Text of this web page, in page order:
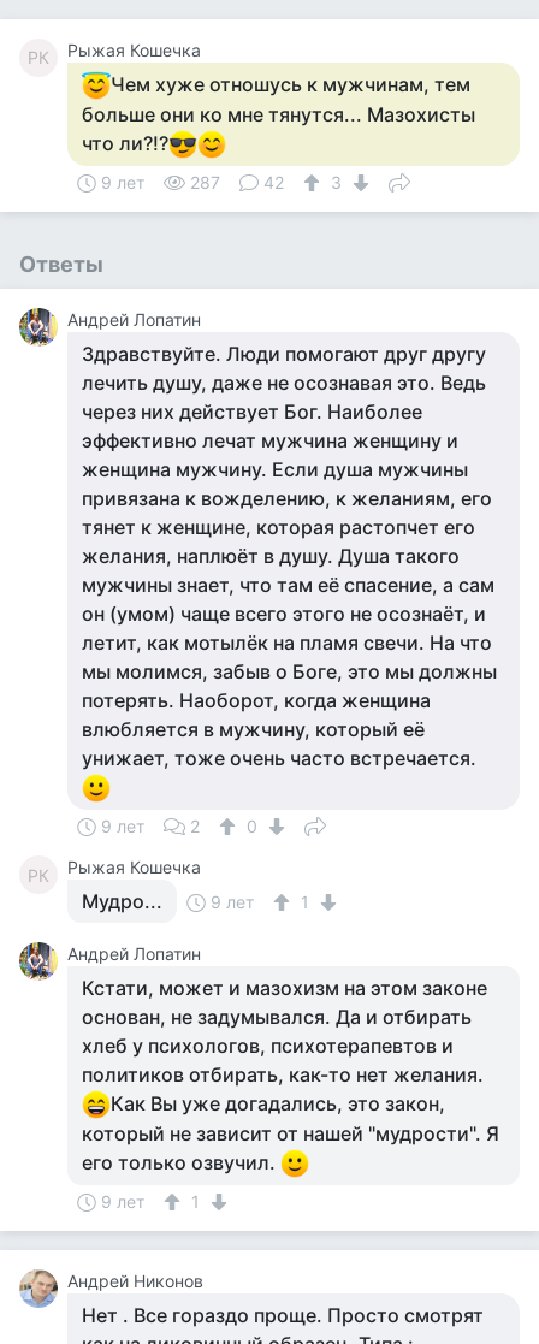
РК Рыжая Кошечка
Чем хуже отношусь к мужчинам, тем
больше они ко мне тянутся... Мазохисты
что ли?!?
9 лет 287 42 3
Ответы
Андрей Лопатин
Здравствуйте. Люди помогают друг другу
лечить душу, даже не осознавая это. Ведь
через них действует Бог. Наиболее
эффективно лечат мужчина женщину и
женщина мужчину. Если душа мужчины
привязана к вожделению, к желаниям, его
тянет к женщине, которая растопчет его
желания, наплюёт в душу. Душа такого
мужчины знает, что там её спасение, а сам
он (умом) чаще всего этого не осознаёт, и
летит, как мотылёк на пламя свечи. На что
мы молимся, забыв о Боге, это мы должны
потерять. Наоборот, когда женщина
влюбляется в мужчину, который её
унижает, тоже очень часто встречается.
9 лет 2 0
РК Рыжая Кошечка
Мудро... 9 лет 1
Андрей Лопатин
Кстати, может и мазохизм на этом законе
основан, не задумывался. Да и отбирать
хлеб у психологов, психотерапевтов и
политиков отбирать, как-то нет желания.
Как Вы уже догадались, это закон,
который не зависит от нашей "мудрости". Я
его только озвучил.
9 лет 1
Андрей Никонов
Нет . Все гораздо проще. Просто смотрят